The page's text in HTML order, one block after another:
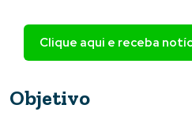
Clique aqui e receba
Objetivo